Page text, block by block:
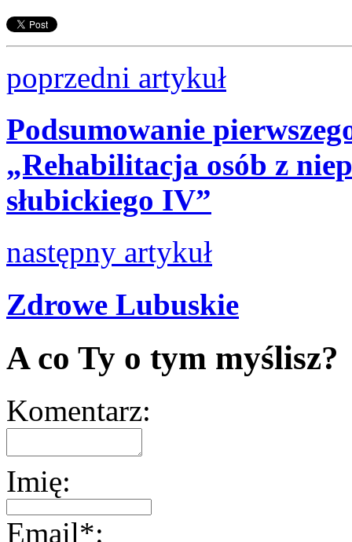
poprzedni artykuł
Podsumowanie
„Rehabilitacja osób z
słubickiego IV”
następny artykuł
Zdrowe Lubuskie
A co Ty o tym myślisz?
Komentarz:
Imię:
Email*: